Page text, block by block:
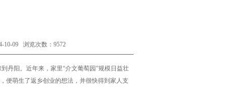
09 浏览次数：9572
丹阳。近年来，家里“介文葡萄园”规模日益壮
便萌生了返乡创业的想法，并很快得到家人支